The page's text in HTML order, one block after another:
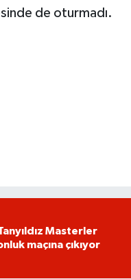
de oturmadı.
Masterler
maçına çıkıyor